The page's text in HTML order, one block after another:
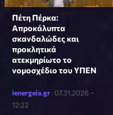
Πέτη Πέρκα:
Απροκάλυπτα
σκανδαλώδες και
προκλητικά
ατεκμηρίωτο το
νομοσχέδιο του ΥΠΕΝ
ienergeia.gr 07.31.2026 -
12:22